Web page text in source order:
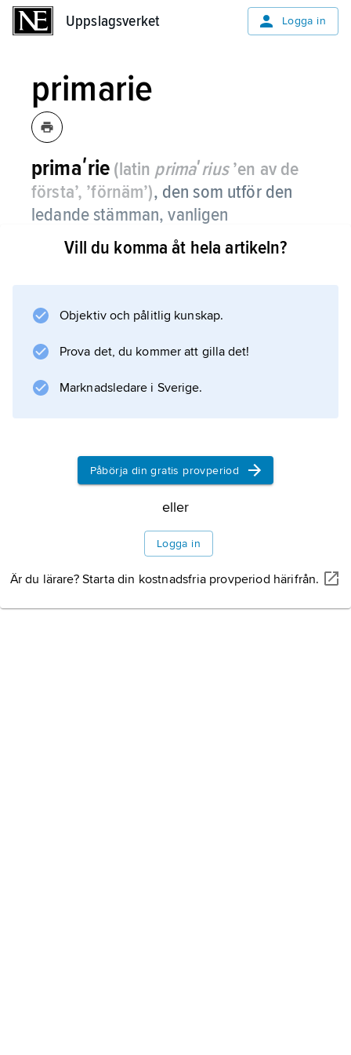
Uppslagsverket Logga in
primarie
primaʹrie (latin primaʹrius’en av de
första’, ’förnäm’), den som utför den
ledande stämman, vanligen
försteviolinisten i en stråkkvartett.
Vill du komma åt hela artikeln?
Objektiv och pålitlig kunskap.
Prova det, du kommer att gilla det!
Marknadsledare i Sverige.
Påbörja din gratis provperiod
eller
Logga in
Är du lärare? Starta din kostnadsfria provperiod härifrån.